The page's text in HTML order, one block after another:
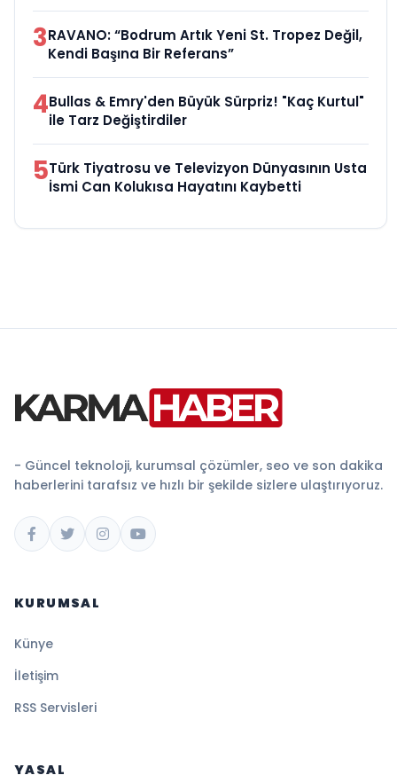
3RAVANO: “Bodrum Artık Yeni St. Tropez Değil,
Kendi Başına Bir Referans”
4Bullas & Emry'den Büyük Sürpriz! "Kaç Kurtul"
ile Tarz Değiştirdiler
5Türk Tiyatrosu ve Televizyon Dünyasının Usta
İsmi Can Kolukısa Hayatını Kaybetti
- Güncel teknoloji, kurumsal çözümler, seo ve son dakika
haberlerini tarafsız ve hızlı bir şekilde sizlere ulaştırıyoruz.
KURUMSAL
Künye
İletişim
RSS Servisleri
YASAL